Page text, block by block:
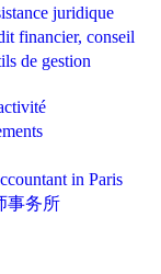
juridique
financier, conseil
de gestion
in Paris
事务所